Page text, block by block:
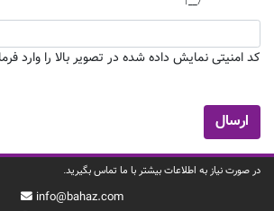
کد امنیتی نمایش داده شده در تصویر بالا را وارد
در صورت نیاز به اطلاعات بیشتر با ما تماس بگیرید.
info@bahaz.com